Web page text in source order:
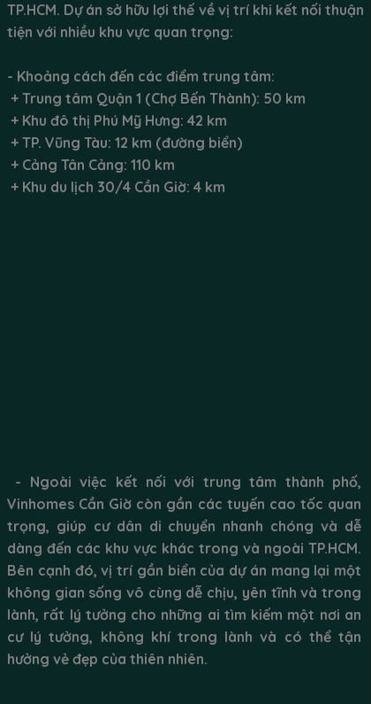
TP.HCM. Dự án sở hữu lợi thế về vị trí khi kết nối thuận
tiện với nhiều khu vực quan trọng:
- Khoảng cách đến các điểm trung tâm:
+ Trung tâm Quận 1 (Chợ Bến Thành): 50 km
+ Khu đô thị Phú Mỹ Hưng: 42 km
+ TP. Vũng Tàu: 12 km (đường biển)
+ Cảng Tân Cảng: 110 km
+ Khu du lịch 30/4 Cần Giờ: 4 km
- Ngoài việc kết nối với trung tâm thành phố,
Vinhomes Cần Giờ còn gần các tuyến cao tốc quan
trọng, giúp cư dân di chuyển nhanh chóng và dễ
dàng đến các khu vực khác trong và ngoài TP.HCM.
Bên cạnh đó, vị trí gần biển của dự án mang lại một
không gian sống vô cùng dễ chịu, yên tĩnh và trong
lành, rất lý tưởng cho những ai tìm kiếm một nơi an
cư lý tưởng, không khí trong lành và có thể tận
hưởng vẻ đẹp của thiên nhiên.